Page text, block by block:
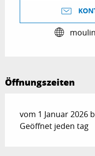
Öffnungszeiten
vom 1 Januar 2026
Geöffnet jeden tag